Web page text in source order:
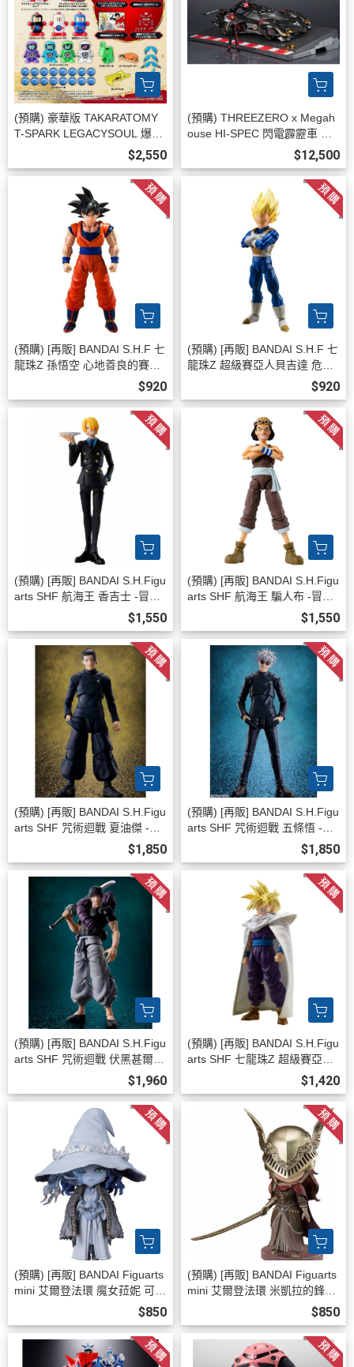
(預購) 豪華版 TAKARATOMY
T-SPARK LEGACYSOUL 爆球
連發！！彈珠超人 大福箱"27
(TAKARATOMY) 20260831
$2,550
(預購) THREEZERO x Megah
ouse HI-SPEC 閃電霹靂車 阿
斯拉 G.S.X 黑色限定 35周年紀
念 可動完成品 20260813
$12,500
(預購) [再販] BANDAI S.H.F 七
龍珠Z 孫悟空 心地善良的賽亞
$920
(預購) [再販] BANDAI S.H.F 七
龍珠Z 超級賽亞人貝吉達 危險
的驕傲 可動完成品 20260808
$920
(預購) [再販] BANDAI S.H.Figu
arts SHF 航海王 香吉士 -冒險
的黎明- 可動完成品 20260808
$1,550
(預購) [再販] BANDAI S.H.Figu
arts SHF 航海王 騙人布 -冒險
的黎明- 可動完成品 20260808
$1,550
(預購) [再販] BANDAI S.H.Figu
arts SHF 咒術迴戰 夏油傑 -咒
術高專- 可動完成品 20260808
$1,850
(預購) [再販] BANDAI S.H.Figu
arts SHF 咒術迴戰 五條悟 -咒
術高專- 可動完成品 20260808
$1,850
(預購) [再販] BANDAI S.H.Figu
arts SHF 咒術迴戰 伏黑甚爾
$1,960
(預購) [再販] BANDAI S.H.Figu
arts SHF 七龍珠Z 超級賽亞人
孫悟飯 -超越悟空的戰士- 可動
$1,420
(預購) [再販] BANDAI Figuarts
mini 艾爾登法環 魔女菈妮 可動
$850
(預購) [再販] BANDAI Figuarts
mini 艾爾登法環 米凱拉的鋒刃
瑪蓮妮亞 可動完成品 2026080
$850